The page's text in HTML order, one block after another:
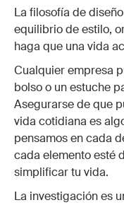
La filosofía de
equilibrio de estilo,
haga que una vida
Cualquier empresa
bolso o un estuche
Asegurarse de que
vida cotidiana es
pensamos en cada
cada elemento esté
simplificar tu vida.
La investigación es